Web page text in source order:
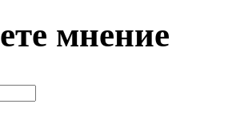
мнение